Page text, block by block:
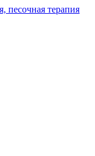
песочная терапия